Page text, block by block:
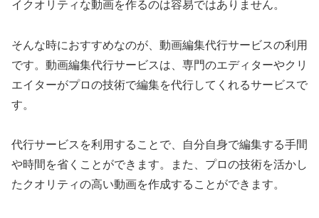
イクオリティな動画を作るのは容易ではありません。
そんな時におすすめなのが、動画編集代行サービスの利用
です。動画編集代行サービスは、専門のエディターやクリ
エイターがプロの技術で編集を代行してくれるサービスで
す。
代行サービスを利用することで、自分自身で編集する手間
や時間を省くことができます。また、プロの技術を活かし
たクオリティの高い動画を作成することができます。